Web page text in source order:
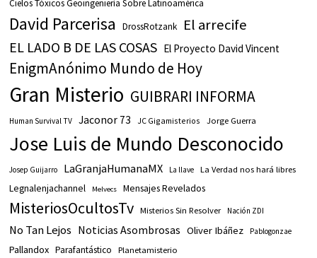
Cielos Tóxicos Geoingeniería Sobre Latinoamérica
David Parcerisa DrossRotzank El arrecife
EL LADO B DE LAS COSAS El Proyecto David Vincent
EnigmAnónimo Mundo de Hoy
Gran Misterio GUIBRARI INFORMA
Human Survival TV Jaconor 73 JC Gigamisterios Jorge Guerra
Jose Luis de Mundo Desconocido
Josep Guijarro LaGranjaHumanaMX La llave La Verdad nos hará libres
Legnalenjachannel Melvecs Mensajes Revelados
MisteriosOcultosTv Misterios Sin Resolver Nación ZDI
No Tan Lejos Noticias Asombrosas Oliver Ibáñez Pablogonzae
Pallandox Parafantástico Planetamisterio